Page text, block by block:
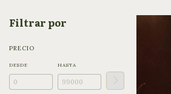
Filtrar por
PRECIO
DESDE HASTA